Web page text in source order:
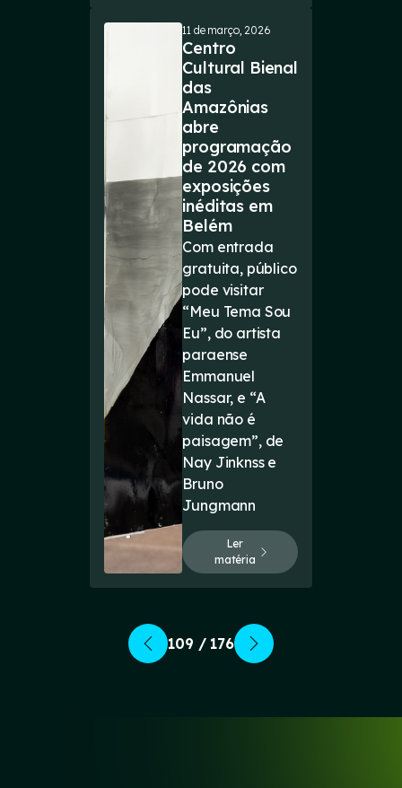
11 de março, 2026
Centro
Cultural Bienal
das
Amazônias
abre
programação
de 2026 com
exposições
inéditas em
Belém
Com entrada
gratuita, público
pode visitar
“Meu Tema Sou
Eu”, do artista
paraense
Emmanuel
Nassar, e “A
vida não é
paisagem”, de
Nay Jinknss e
Bruno
Jungmann
Ler
matéria
109 / 176